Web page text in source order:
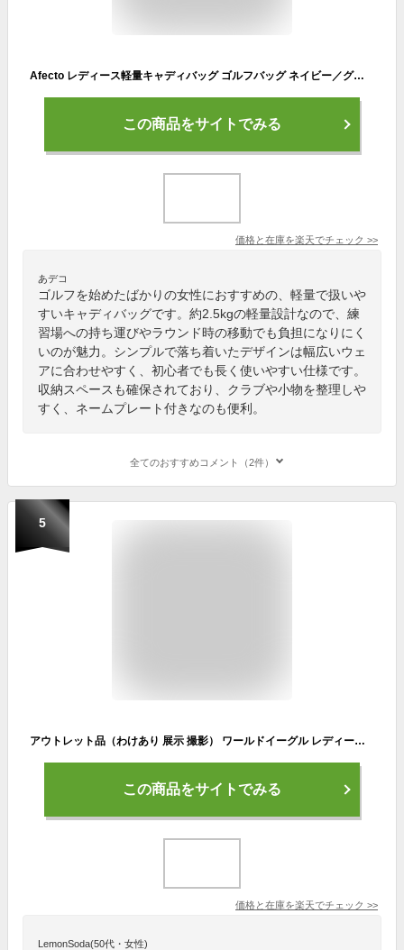
Afecto レディース軽量キャディバッグ ゴルフバッグ ネイビー／グレー／ブラックネームプレート付属 ：【製造直販ゴルフ屋】※
この商品をサイトでみる
価格と在庫を楽天でチェック >>
あデコ
ゴルフを始めたばかりの女性におすすめの、軽量で扱いや
すいキャディバッグです。約2.5kgの軽量設計なので、練
習場への持ち運びやラウンド時の移動でも負担になりにく
いのが魅力。シンプルで落ち着いたデザインは幅広いウェ
アに合わせやすく、初心者でも長く使いやすい仕様です。
収納スペースも確保されており、クラブや小物を整理しや
すく、ネームプレート付きなのも便利。
全てのおすすめコメント（2件）
5
アウトレット品（わけあり 展示 撮影） ワールドイーグル レディース FL-01★V2 スタンドバッグ ブラックベリー ゴルフバック キャディバッグ カートバッグ 軽量 8.5型【add-option】
この商品をサイトでみる
価格と在庫を楽天でチェック >>
LemonSoda(50代・女性)